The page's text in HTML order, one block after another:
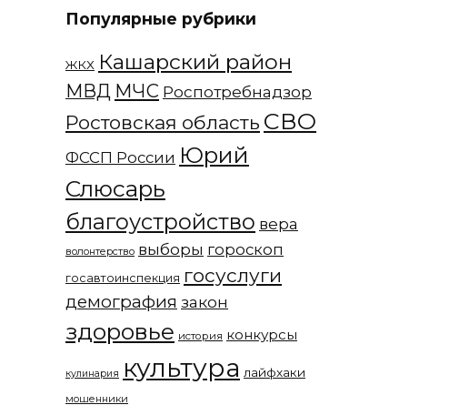
Популярные рубрики
ЖКХ Кашарский район
МВД МЧС Роспотребнадзор
Ростовская область СВО
ФССП России Юрий
Слюсарь
благоустройство вера
волонтерство выборы гороскоп
госавтоинспекция госуслуги
демография закон
здоровье история конкурсы
кулинария культура лайфхаки
мошенники